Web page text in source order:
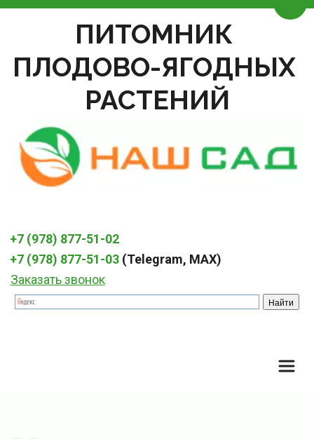
ПИТОМНИК
ПЛОДОВО-ЯГОДНЫХ
РАСТЕНИЙ
+7 (978) 877-51-02
+7 (978) 877-51-03 (Telegram, MAX)
Заказать звонок